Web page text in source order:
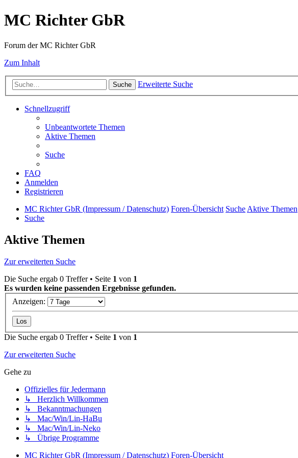
MC Richter GbR
Forum der MC Richter GbR
Zum Inhalt
Suche Erweiterte Suche
Schnellzugriff
Unbeantwortete Themen
Aktive Themen
Suche
FAQ
Anmelden
Registrieren
MC Richter GbR (Impressum / Datenschutz) Foren-Übersicht SucheAktive Themen
Suche
Aktive Themen
Zur erweiterten Suche
Die Suche ergab 0 Treffer • Seite 1 von 1
Es wurden keine passenden Ergebnisse gefunden.
Anzeigen:
Die Suche ergab 0 Treffer • Seite 1 von 1
Zur erweiterten Suche
Gehe zu
Offizielles für Jedermann
↳ Herzlich Willkommen
↳ Bekanntmachungen
↳ Mac/Win/Lin-HaBu
↳ Mac/Win/Lin-Neko
↳ Übrige Programme
MC Richter GbR (Impressum / Datenschutz) Foren-Übersicht